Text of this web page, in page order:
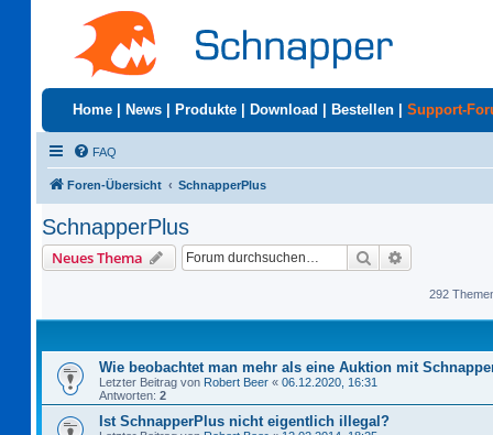
Home News Produkte Download Bestellen Support-
FAQ
Foren-Übersicht SchnapperPlus
SchnapperPlus
Neues Thema Suche
292
Wie beobachtet man mehr als eine Auktion mit
Letzter Beitrag von Robert Beer « 06.12.2020, 16:31
Antworten: 2
Ist SchnapperPlus nicht eigentlich illegal?